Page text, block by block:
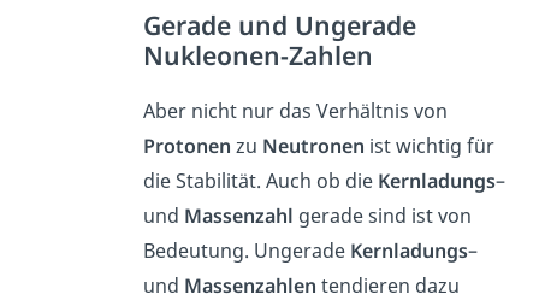
Gerade und Ungerade
Nukleonen-Zahlen
Aber nicht nur das Verhältnis von
Protonen zu Neutronen ist wichtig für
die Stabilität. Auch ob die Kernladungs–
und Massenzahl gerade sind ist von
Bedeutung. Ungerade Kernladungs–
und Massenzahlentendieren dazu